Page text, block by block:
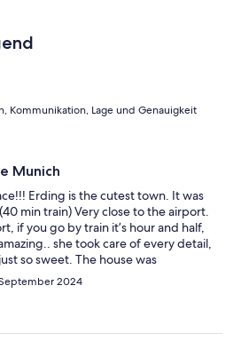
Kommunikation, Lage und Genauigkeit
Munich
Erding is the cutest town. It was
min train) Very close to the airport.
if you go by train it’s hour and half,
she took care of every detail,
so sweet. The house was
We lived outside on the
had so many things to do in
wanted to hang at the house.
2024